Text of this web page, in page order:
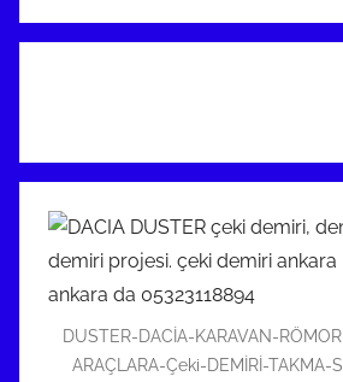
DUSTER-DACİA-KARAVAN-
ARAÇLARA-Çeki-DEMİRİ-TAKMA-